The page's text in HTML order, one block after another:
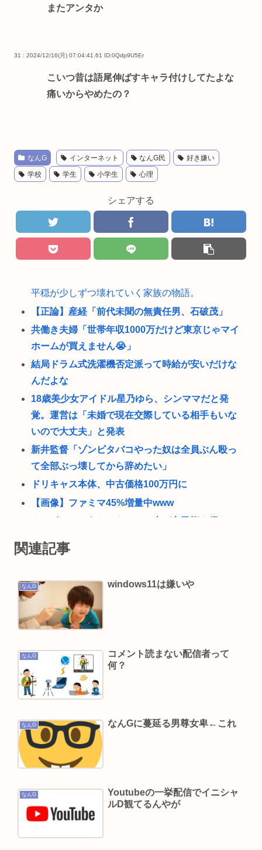
またアンタか
31 : 2024/12/16(月) 07:04:41.61 ID:0Qdp9U5Er
こいつ昔は語尾伸ばすキャラ付けしてたよな
痛いからやめたの？
なんG インターネット なんG民 好き嫌い
学校 学生 小学生 心理
シェアする
平穏が少しずつ壊れていく家族の物語。
【正論】産経「前代未聞の無責任男、石破茂」
共働き夫婦「世帯年収1000万だけど東京じゃマイ
ホームが買えません😭」
結局ドラム式洗濯機否定派って時給が安いだけな
んだよな
18歳美少女アイドル星乃ゆら、シンママだと発
覚。運営は「未婚で現在交際している相手もいな
いので大丈夫」と発表
新井監督「ゾンビタバコやった奴は全員ぶん殴っ
て全部ぶっ壊してから辞めたい」
ドリキャス本体、中古価格100万円に
【画像】ファミマ45%増量中www
中年層が「ちいかわ」にハマる理由www
イケメンアイドル重岡大毅が結婚。相手女性がバ
チクソに叩かれる。
買ってきてほしい「福島土産（お菓子）」ランキ
VIVANTがつまらない理由
「抱かれたくない男」レジェンドの江頭2:50さ
ん、変わり果てた姿で発見される
求刑7年直後にギフトねだり「末期状態」と話題
Powered by livedoor 相互RSS
関連記事
なんG windows11は嫌いや
なんG
コメント読まない配信者って
何？
なんG なんGに蔓延る男尊女卑←これ
なんG
Youtubeの一挙配信でイニシャ
ルD観てるんやが